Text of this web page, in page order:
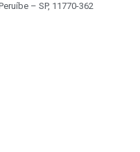
– SP, 11770-362